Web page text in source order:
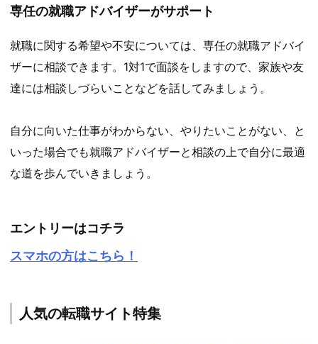
専任の就職アドバイザーがサポート
就職に関する希望や不安については、専任の就職アドバイ
ザーに相談できます。1対1で面談をしますので、家族や友
達には相談しづらいことなどを話してみましょう。
自分に向いた仕事がわからない、やりたいことがない、と
いった場合でも就職アドバイザーと相談の上で自分に最適
な道を歩んでいきましょう。
エントリーはコチラ
スマホの方はこちら！
人気の転職サイト特集